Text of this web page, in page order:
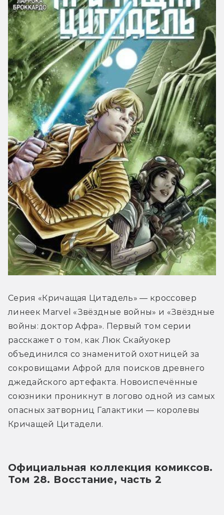
Серия «Кричащая Цитадель» — кроссовер
линеек Marvel «Звёздные войны» и «Звёздные
войны: доктор Афра». Первый том серии
расскажет о том, как Люк Скайуокер
объединился со знаменитой охотницей за
сокровищами Афрой для поисков древнего
джедайского артефакта. Новоиспечённые
союзники проникнут в логово одной из самых
опасных затворниц Галактики — королевы
Кричащей Цитадели.
Официальная коллекция комиксов.
Том 28. Восстание, часть 2